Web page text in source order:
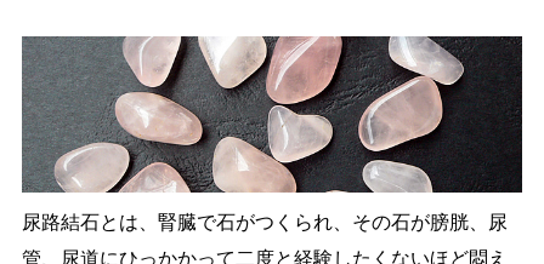
尿路結石とは、腎臓で石がつくられ、その石が膀胱、尿
管、尿道にひっかかって二度と経験したくないほど悶え